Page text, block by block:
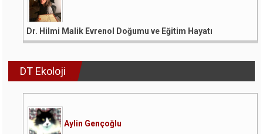
Dr. Hilmi Malik Evrenol Doğumu ve Eğitim Hayatı
DT Ekoloji
Aylin Gençoğlu